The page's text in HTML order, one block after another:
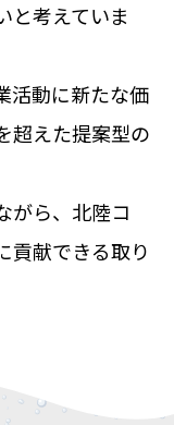
と考えていま
活動に新たな価
超えた提案型の
がら、北陸コ
貢献できる取り